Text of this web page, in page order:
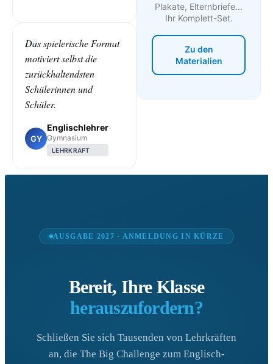
Das spielerische Format
motiviert selbst die
zurückhaltendsten
Schülerinnen und
Schüler.
GY
Englischlehrer
Gymnasium
LEHRKRAFT
Plakate, Elternbriefe...
Ihr Komplett-Set.
Zu den
Materialien
AUSGABE 2027 · ANMELDUNG IN KÜRZE
Bereit, Ihre Klasse
herauszufordern?
Schließen Sie sich Tausenden von Lehrkräften
an, die The Big Challenge zum Englisch-